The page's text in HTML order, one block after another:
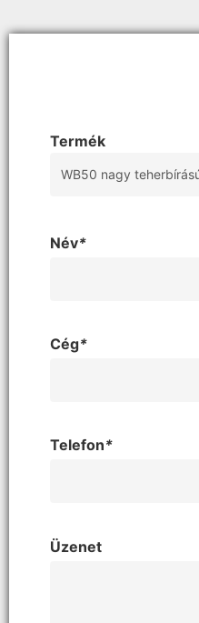
Termék
Név*
Cég*
Telefon*
Üzenet